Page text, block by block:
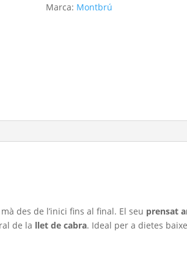
Marca: Montbrú
des de l’inici fins al final. El seu prensat
de la llet de cabra. Ideal per a dietes